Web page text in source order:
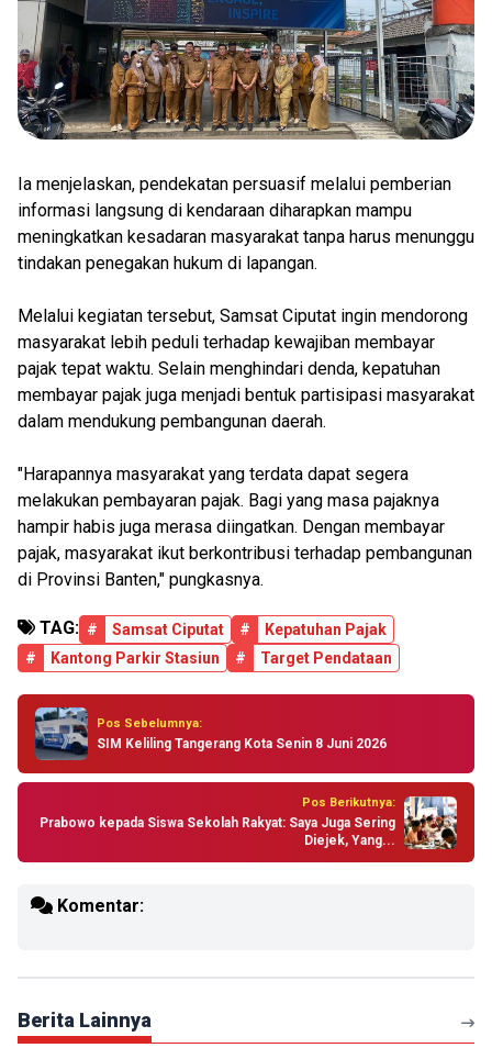
Ia menjelaskan, pendekatan persuasif melalui pemberian
informasi langsung di kendaraan diharapkan mampu
meningkatkan kesadaran masyarakat tanpa harus menunggu
tindakan penegakan hukum di lapangan.
Melalui kegiatan tersebut, Samsat Ciputat ingin mendorong
masyarakat lebih peduli terhadap kewajiban membayar
pajak tepat waktu. Selain menghindari denda, kepatuhan
membayar pajak juga menjadi bentuk partisipasi masyarakat
dalam mendukung pembangunan daerah.
"Harapannya masyarakat yang terdata dapat segera
melakukan pembayaran pajak. Bagi yang masa pajaknya
hampir habis juga merasa diingatkan. Dengan membayar
pajak, masyarakat ikut berkontribusi terhadap pembangunan
di Provinsi Banten," pungkasnya.
TAG: # Samsat Ciputat #
Kepatuhan Pajak
#
Kantong Parkir Stasiun # Target Pendataan
Pos Sebelumnya:
SIM Keliling Tangerang Kota Senin 8 Juni 2026
Pos Berikutnya:
Prabowo kepada Siswa Sekolah Rakyat: Saya Juga Sering
Diejek, Yang...
Komentar:
Berita Lainnya